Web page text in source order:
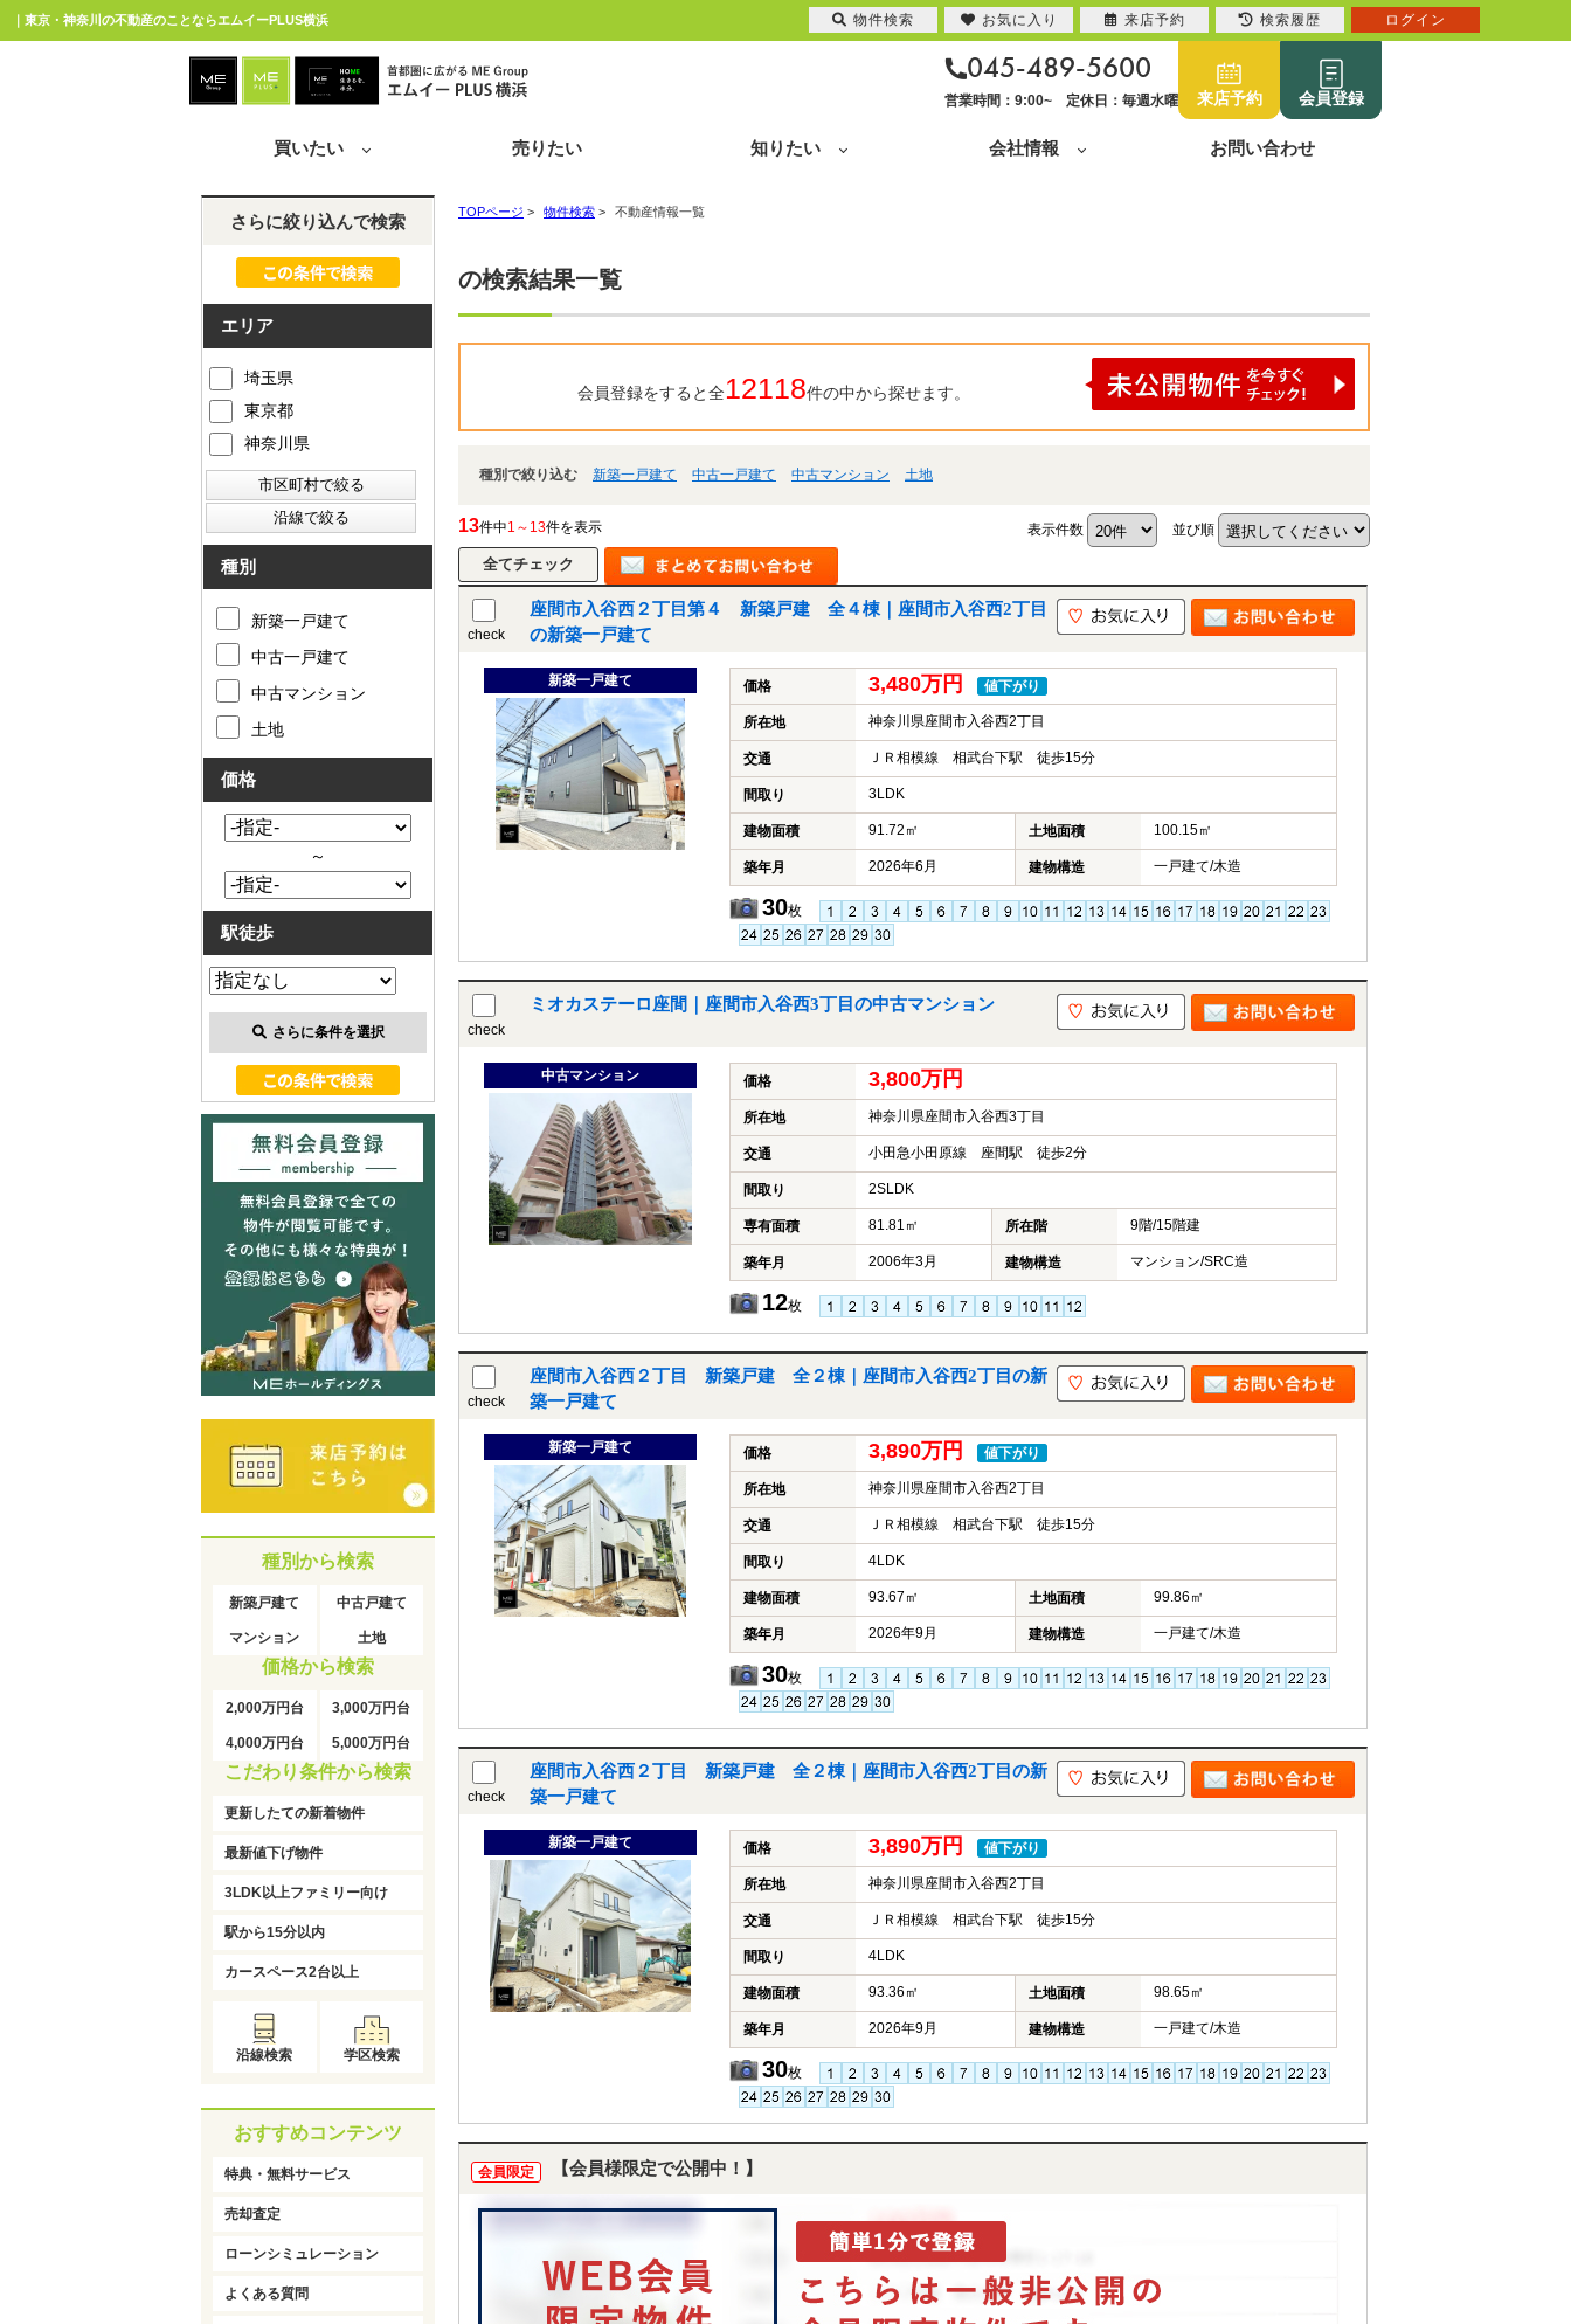
｜東京・神奈川の不動産のことならエムイーPLUS横浜
045-489-5600
営業時間：9:00~ 定休日：毎週水曜 来店予約 会員登録
買いたい 売りたい 知りたい 会社情報 お問い合わせ
TOPページ > 物件検索 > 不動産情報一覧
の検索結果一覧
会員登録をすると全12118件の中から探せます。
種別で絞り込む 新築一戸建て 中古一戸建て 中古マンション 土地
13件中1～13件を表示 表示件数 並び順
check
座間市入谷西２丁目第４ 新築戸建 全４棟｜座間市入谷西2丁目
の新築一戸建て
新築一戸建て 価格 3,480万円 値下がり
所在地 神奈川県座間市入谷西2丁目
交通 ＪＲ相模線 相武台下駅 徒歩15分
間取り 3LDK
建物面積 91.72㎡ 土地面積 100.15㎡
築年月 2026年6月 建物構造 一戸建て/木造
30枚
check
ミオカステーロ座間｜座間市入谷西3丁目の中古マンション
中古マンション 価格 3,800万円
所在地 神奈川県座間市入谷西3丁目
交通 小田急小田原線 座間駅 徒歩2分
間取り 2SLDK
専有面積 81.81㎡ 所在階 9階/15階建
築年月 2006年3月 建物構造 マンション/SRC造
12枚
check
座間市入谷西２丁目 新築戸建 全２棟｜座間市入谷西2丁目の新
築一戸建て
新築一戸建て 価格 3,890万円 値下がり
所在地 神奈川県座間市入谷西2丁目
交通 ＪＲ相模線 相武台下駅 徒歩15分
間取り 4LDK
建物面積 93.67㎡ 土地面積 99.86㎡
築年月 2026年9月 建物構造 一戸建て/木造
30枚
check
座間市入谷西２丁目 新築戸建 全２棟｜座間市入谷西2丁目の新
築一戸建て
新築一戸建て 価格 3,890万円 値下がり
所在地 神奈川県座間市入谷西2丁目
交通 ＪＲ相模線 相武台下駅 徒歩15分
間取り 4LDK
建物面積 93.36㎡ 土地面積 98.65㎡
築年月 2026年9月 建物構造 一戸建て/木造
30枚
会員限定 【会員様限定で公開中！】
さらに絞り込んで検索
エリア
埼玉県
東京都
神奈川県
種別
新築一戸建て
中古一戸建て
中古マンション
土地
価格
～
駅徒歩
さらに条件を選択
種別から検索
新築戸建て 中古戸建て
マンション 土地
価格から検索
2,000万円台 3,000万円台
4,000万円台 5,000万円台
こだわり条件から検索
更新したての新着物件
最新値下げ物件
3LDK以上ファミリー向け
駅から15分以内
カースペース2台以上
沿線検索 学区検索
おすすめコンテンツ
特典・無料サービス
売却査定
ローンシミュレーション
よくある質問
物件検索 お気に入り 来店予約 検索履歴 ログイン